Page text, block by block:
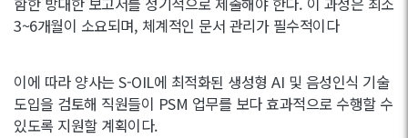
3~6개월이 소요되며, 체계적인 문서 관리가 필수적이다
이에 따라 양사는 S-OIL에 최적화된 생성형 AI 및 음성인식 기술
도입을 검토해 직원들이 PSM 업무를 보다 효과적으로 수행할 수
있도록 지원할 계획이다.